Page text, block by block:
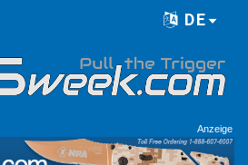
DE
Anzeige